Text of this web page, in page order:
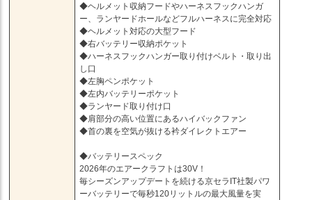
◆ヘルメット収納フードやハーネスフックハンガ
ー、ランヤードホールなどフルハーネスに完全対応
◆ヘルメット対応の大型フード
◆右バッテリー収納ポケット
◆ハーネスフックハンガー取り付けベルト・取り出
し口
◆左胸ペンポケット
◆左内バッテリーポケット
◆ランヤード取り付け口
◆肩部分の高い位置にあるハイバックファン
◆首の裏を空気が抜ける衿ダイレクトエアー
◆バッテリースペック
2026年のエアークラフトは30V！
毎シーズンアップデートを続ける京セラIT社製パワ
ーバッテリーで毎秒120リットルの最大風量を実